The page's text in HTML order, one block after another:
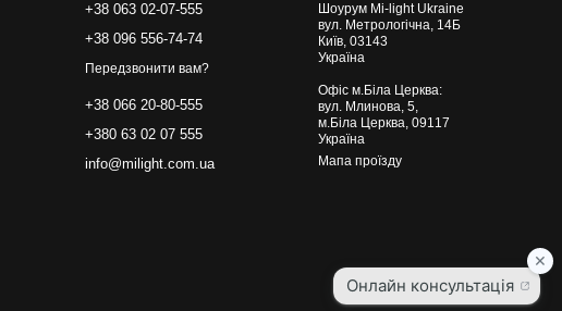
+38 063 02-07-555
+38 096 556-74-74
Передзвонити вам?
+38 066 20-80-555
+380 63 02 07 555
info@milight.com.ua
Шоурум Mi-light Ukraine
вул. Метрологічна, 14Б
Київ, 03143
Україна
Офіс м.Біла Церква:
вул. Млинова, 5,
м.Біла Церква, 09117
Україна
Мапа проїзду